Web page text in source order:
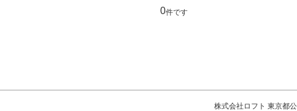
0件です
株式会社ロフト 東京都